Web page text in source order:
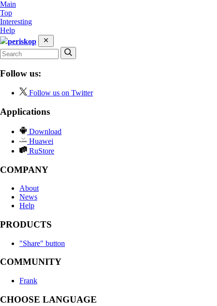
Main
Top
Interesting
Help
periskop
Follow us:
Follow us on Twitter
Applications
Download
Huawei
RuStore
COMPANY
About
News
Help
PRODUCTS
"Share" button
COMMUNITY
Frank
CHOOSE LANGUAGE